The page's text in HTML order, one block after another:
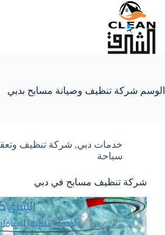
التجاوز
المحتوى
الوسم شركة تنظيف وصيانة مسابح بدبي
خدمات دبي, شركة تنظيف
سباحة
شركة تنظيف مسابح في دبي